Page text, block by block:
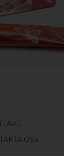
OSS